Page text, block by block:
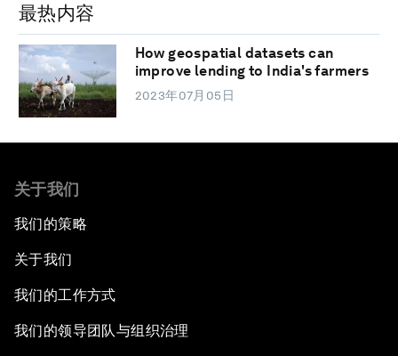
最热内容
How geospatial datasets can
improve lending to India's farmers
2023年07月05日
关于我们
我们的策略
关于我们
我们的工作方式
我们的领导团队与组织治理